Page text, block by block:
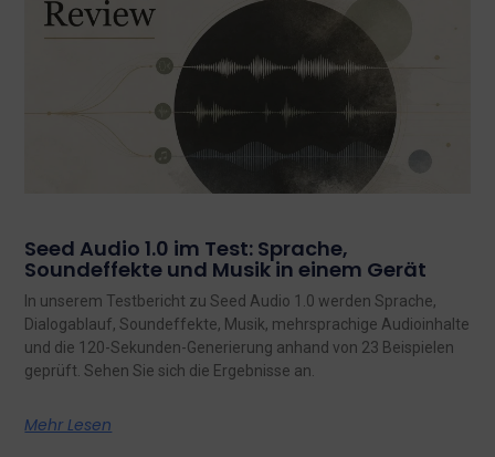
Seed Audio 1.0 im Test: Sprache,
Soundeffekte und Musik in einem Gerät
In unserem Testbericht zu Seed Audio 1.0 werden Sprache,
Dialogablauf, Soundeffekte, Musik, mehrsprachige Audioinhalte
und die 120-Sekunden-Generierung anhand von 23 Beispielen
geprüft. Sehen Sie sich die Ergebnisse an.
Mehr Lesen